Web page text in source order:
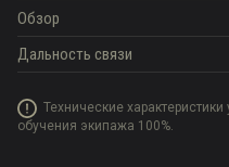
Обзор
Дальность связи
Технические
обучения экипажа 100%.